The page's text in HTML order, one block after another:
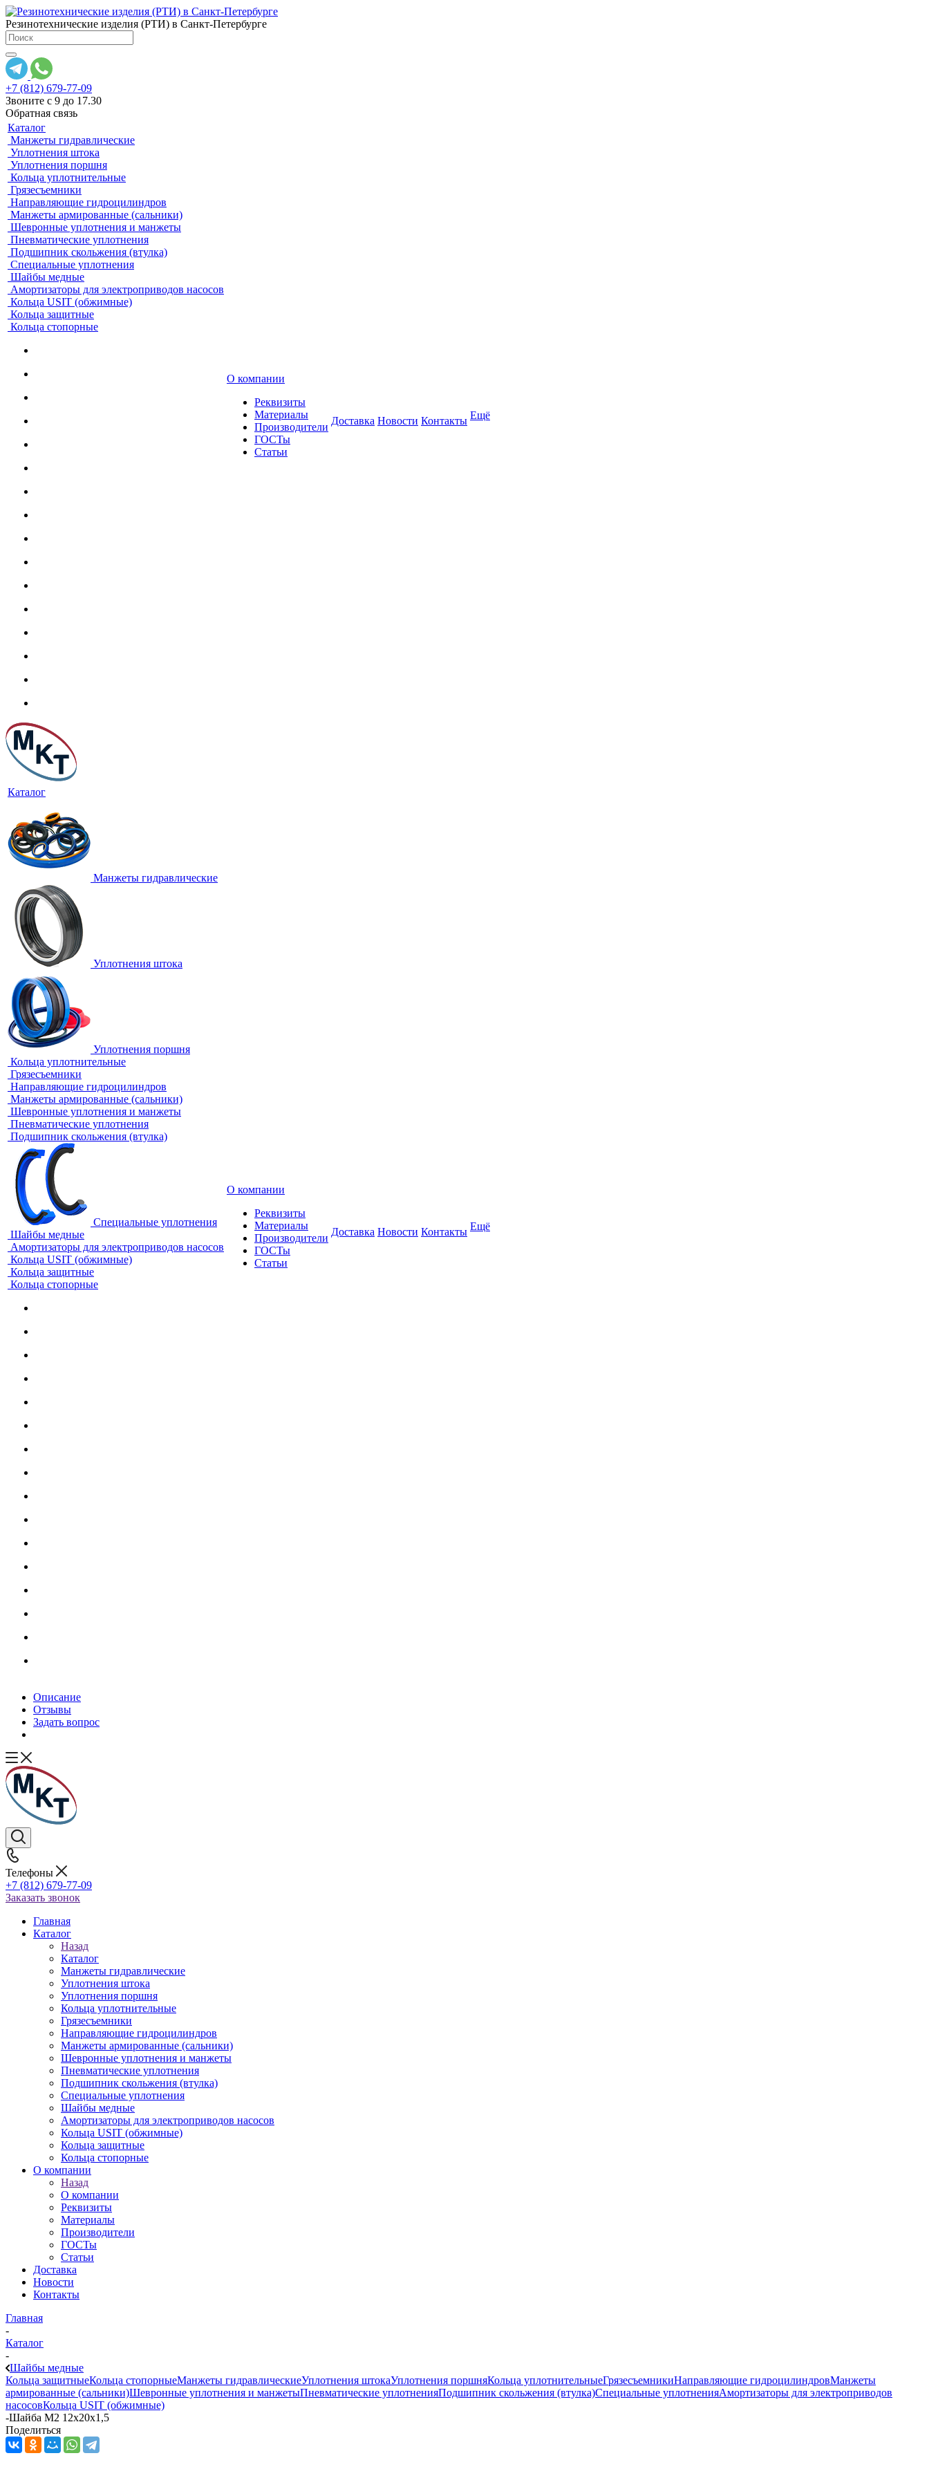
Резинотехнические изделия (РТИ) в Санкт-Петербурге
+7 (812) 679-77-09
Звоните с 9 до 17.30
Обратная связь
Каталог
Манжеты гидравлические
Уплотнения штока
Уплотнения поршня
Кольца уплотнительные
Грязесъемники
Направляющие гидроцилиндров
Манжеты армированные (сальники)
Шевронные уплотнения и манжеты
Пневматические уплотнения
Подшипник скольжения (втулка)
Специальные уплотнения
Шайбы медные
Амортизаторы для электроприводов насосов
Кольца USIT (обжимные)
Кольца защитные
Кольца стопорные
О компании
Реквизиты
Материалы
Производители
ГОСТы
Статьи
Доставка Новости Контакты Ещё
Каталог
Манжеты гидравлические
Уплотнения штока
Уплотнения поршня
Кольца уплотнительные
Грязесъемники
Направляющие гидроцилиндров
Манжеты армированные (сальники)
Шевронные уплотнения и манжеты
Пневматические уплотнения
Подшипник скольжения (втулка)
Специальные уплотнения
Шайбы медные
Амортизаторы для электроприводов насосов
Кольца USIT (обжимные)
Кольца защитные
Кольца стопорные
О компании
Реквизиты
Материалы
Производители
ГОСТы
Статьи
Доставка Новости Контакты Ещё
Описание
Отзывы
Задать вопрос
Телефоны
+7 (812) 679-77-09
Заказать звонок
Главная
Каталог
Назад
Каталог
Манжеты гидравлические
Уплотнения штока
Уплотнения поршня
Кольца уплотнительные
Грязесъемники
Направляющие гидроцилиндров
Манжеты армированные (сальники)
Шевронные уплотнения и манжеты
Пневматические уплотнения
Подшипник скольжения (втулка)
Специальные уплотнения
Шайбы медные
Амортизаторы для электроприводов насосов
Кольца USIT (обжимные)
Кольца защитные
Кольца стопорные
О компании
Назад
О компании
Реквизиты
Материалы
Производители
ГОСТы
Статьи
Доставка
Новости
Контакты
Главная
-
Каталог
-
Шайбы медные
Кольца защитныеКольца стопорныеМанжеты гидравлическиеУплотнения штокаУплотнения поршняКольца уплотнительныеГрязесъемникиНаправляющие гидроцилиндровМанжеты
армированные (сальники)Шевронные уплотнения и манжетыПневматические уплотненияПодшипник скольжения (втулка)Специальные уплотненияАмортизаторы для электроприводов
насосовКольца USIT (обжимные)
-Шайба M2 12x20x1,5
Поделиться